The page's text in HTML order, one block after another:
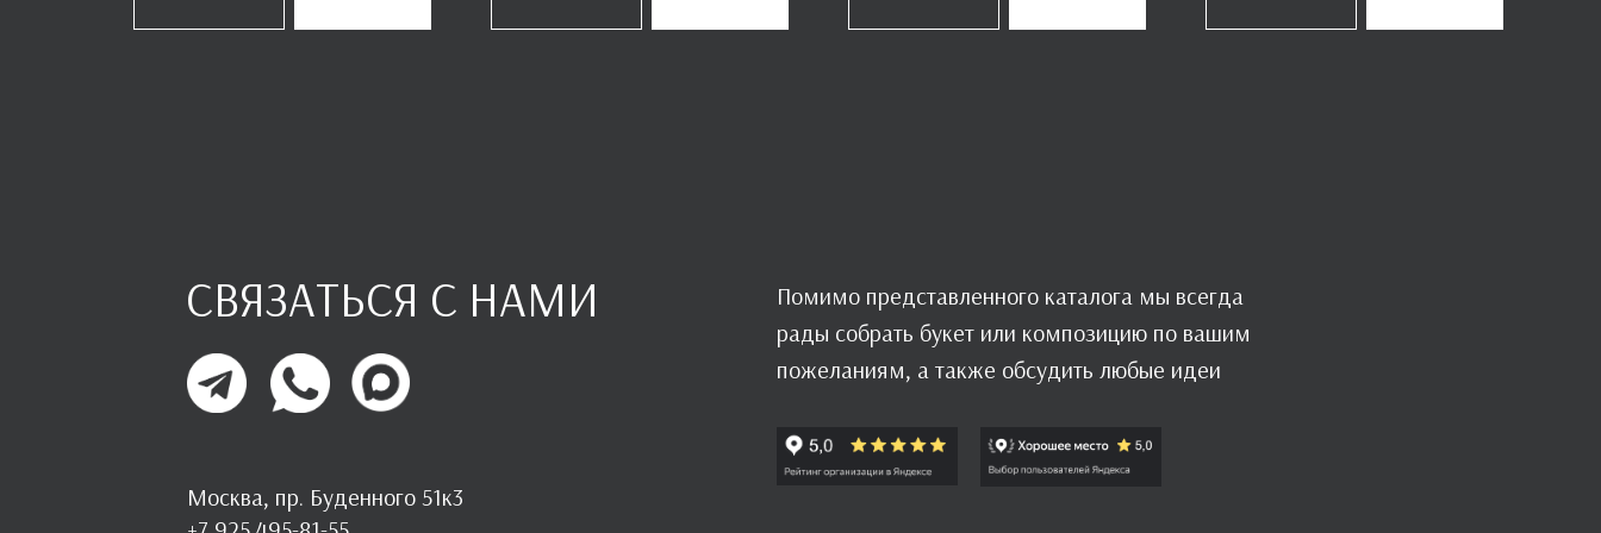
Москва, пр. Буденного 51к3
СВЯЗАТЬСЯ С НАМИ
Помимо представленного каталога мы всегда
рады собрать букет или композицию по вашим
пожеланиям, а также обсудить любые идеи